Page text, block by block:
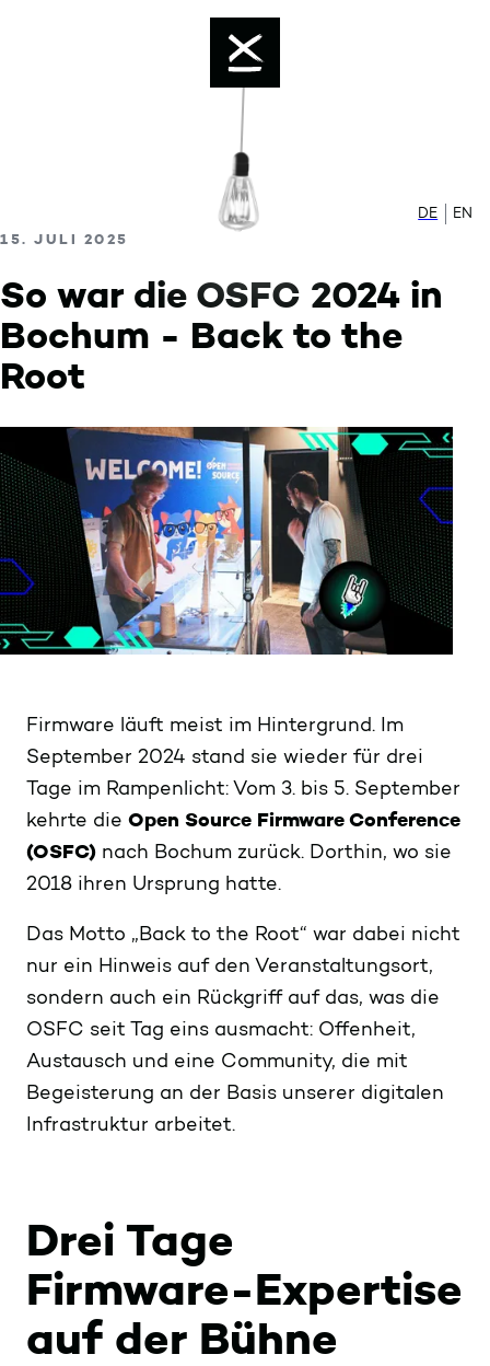
DE Zur
EN
Enable dark mode
VERÖFFENTLICHT AM
15. JULI 2025
So war die OSFC 2024 in
Bochum - Back to the
Root
Firmware läuft meist im Hintergrund. Im
September 2024 stand sie wieder für drei
Tage im Rampenlicht: Vom 3. bis 5. September
kehrte die Open Source Firmware Conference
(OSFC) nach Bochum zurück. Dorthin, wo sie
2018 ihren Ursprung hatte.
Das Motto „Back to the Root“ war dabei nicht
nur ein Hinweis auf den Veranstaltungsort,
sondern auch ein Rückgriff auf das, was die
OSFC seit Tag eins ausmacht: Offenheit,
Austausch und eine Community, die mit
Begeisterung an der Basis unserer digitalen
Infrastruktur arbeitet.
Drei Tage
Firmware-Expertise
auf der Bühne